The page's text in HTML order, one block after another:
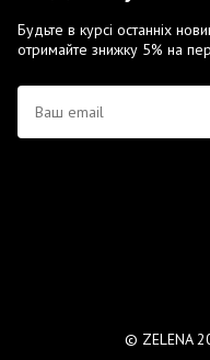
Будьте в курсі останніх
отримайте знижку 5% на
© ZELENA